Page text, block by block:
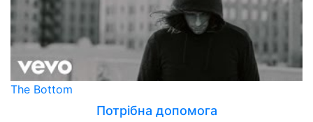
The Bottom
Потрібна допомога